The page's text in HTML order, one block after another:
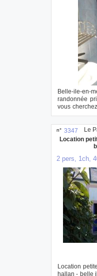
Belle-ile-en-
randonnée
vous
e...
n° 3347
Location
2 pers, 1ch,
Location
hallan - belle
Le